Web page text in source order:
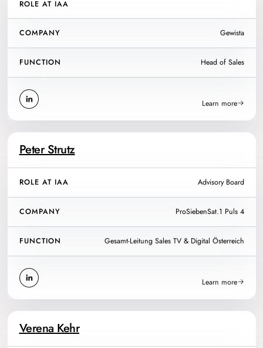
ROLE AT IAA
COMPANY Gewista
FUNCTION Head of Sales
Learn more
Peter Strutz
ROLE AT IAA Advisory Board
COMPANY ProSiebenSat.1 Puls 4
FUNCTION Gesamt-Leitung Sales TV & Digital Österreich
Learn more
Verena Kehr